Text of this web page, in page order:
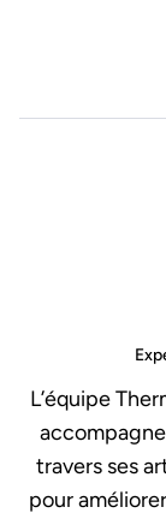
L’équipe
travers ses
pour